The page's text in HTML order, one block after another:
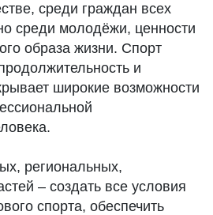
среди граждан всех
среди молодёжи, ценности
образа жизни. Спорт
и
широкие возможности
региональных,
– создать все условия
спорта, обеспечить